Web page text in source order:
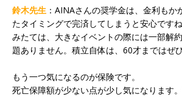
鈴木先生 ：AINAさんの奨学金は、金利もか
たタイミングで完済してしまうと安心です
みたては、大きなイベントの際には一部解
題ありません。積立自体は、60才まではぜ
もう一つ気になるのが保険です。
死亡保障額が少ない点が少し気になります